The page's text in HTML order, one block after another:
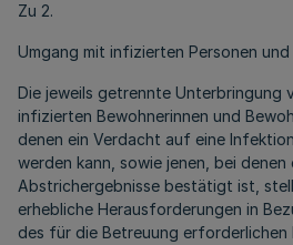
Zu 2.
Umgang mit infizierten Personen
Die jeweils getrennte Unterbringung
infizierten Bewohnerinnen und
denen ein Verdacht auf eine
werden kann, sowie jenen, bei
Abstrichergebnisse bestätigt ist,
erhebliche Herausforderungen in
des für die Betreuung erforderlichen